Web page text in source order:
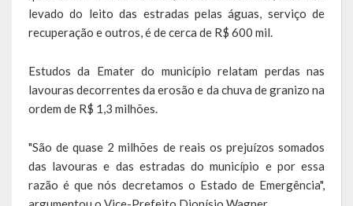
Histórias
A História da Comunidade Católica Nossa Senhora de Lourdes
de Vila Seca
A história da Comunidade Católica São Paulo de Lagoa dos Três
Cantos
levado do leito das estradas pelas águas, serviço de
recuperação e outros, é de cerca de R$ 600 mil.
Estudos da Emater do município relatam perdas nas
lavouras decorrentes da erosão e da chuva de granizo na
ordem de R$ 1,3 milhões.
"São de quase 2 milhões de reais os prejuízos somados
das lavouras e das estradas do município e por essa
razão é que nós decretamos o Estado de Emergência",